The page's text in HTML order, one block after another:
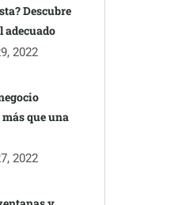
Descubre
adecuado
2022
que una
2022